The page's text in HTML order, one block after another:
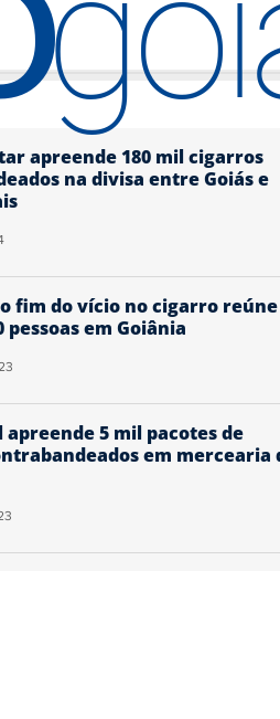
apreende 180 mil cigarros
na divisa entre Goiás e
fim do vício no cigarro reúne
pessoas em Goiânia
apreende 5 mil pacotes de
em mercearia